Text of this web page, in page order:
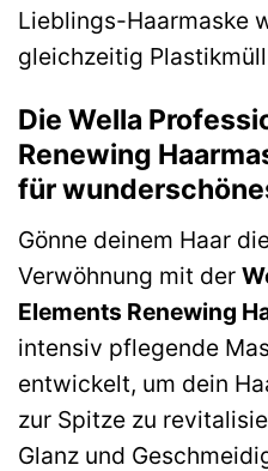
Lieblings-Haarmaske
gleichzeitig
Die Wella
Renewing
für
Gönne deinem Haar
Verwöhnung mit der
Elements Renewing
intensiv pflegende
entwickelt, um dein
zur Spitze zu
Glanz und